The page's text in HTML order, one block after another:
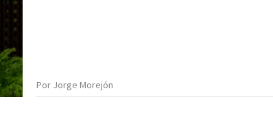
Por Jorge Morejón